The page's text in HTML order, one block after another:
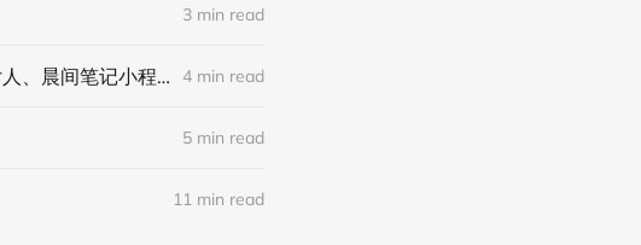
3 min read
周六晚自助 Demo Night：「迟早记账」app、写菜谱的中国女人、晨间笔记小程序和欢迎报名 4 min read
5 min read
11 min read